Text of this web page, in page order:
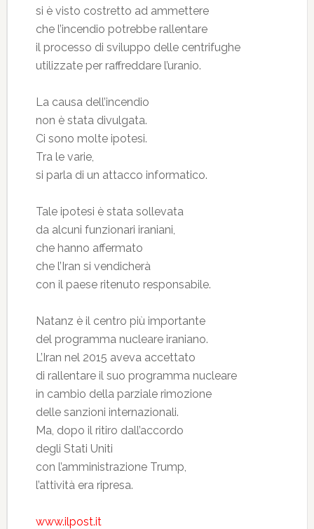
si è visto costretto ad ammettere
che l’incendio potrebbe rallentare
il processo di sviluppo delle centrifughe
utilizzate per raffreddare l’uranio.
La causa dell’incendio
non è stata divulgata.
Ci sono molte ipotesi.
Tra le varie,
si parla di un attacco informatico.
Tale ipotesi è stata sollevata
da alcuni funzionari iraniani,
che hanno affermato
che l’Iran si vendicherà
con il paese ritenuto responsabile.
Natanz è il centro più importante
del programma nucleare iraniano.
L’Iran nel 2015 aveva accettato
di rallentare il suo programma nucleare
in cambio della parziale rimozione
delle sanzioni internazionali.
Ma, dopo il ritiro dall’accordo
degli Stati Uniti
con l’amministrazione Trump,
l’attività era ripresa.
www.ilpost.it